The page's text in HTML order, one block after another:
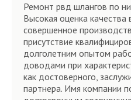
Ремонт рвд шлангов по
Высокая оценка
совершенное
присутствие
долголетним опытом
доводами при
как достоверного,
партнера. Имя компании